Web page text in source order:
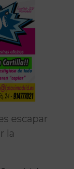
escapar
la